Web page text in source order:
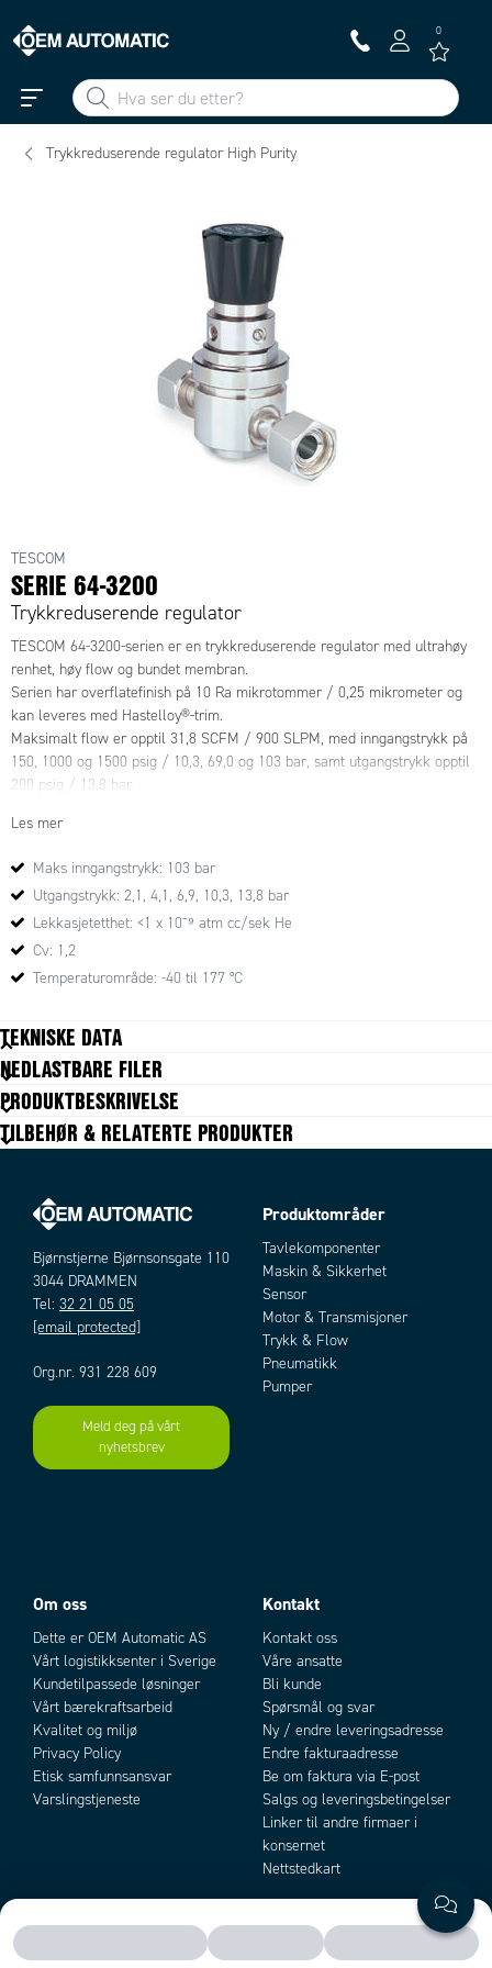
0
Trykkreduserende regulator High Purity
TESCOM
SERIE 64-3200
Trykkreduserende regulator
TESCOM 64-3200-serien er en trykkreduserende regulator med ultrahøy
renhet, høy flow og bundet membran.
Serien har overflatefinish på 10 Ra mikrotommer / 0,25 mikrometer og
kan leveres med Hastelloy®-trim.
Maksimalt flow er opptil 31,8 SCFM / 900 SLPM, med inngangstrykk på
150, 1000 og 1500 psig / 10,3, 69,0 og 103 bar, samt utgangstrykk opptil
200 psig / 13,8 bar.
Les mer
Maks inngangstrykk: 103 bar
Utgangstrykk: 2,1, 4,1, 6,9, 10,3, 13,8 bar
Lekkasjetetthet: <1 x 10⁻⁹ atm cc/sek He
Cv: 1,2
Temperaturområde: -40 til 177 °C
TEKNISKE DATA
Tekniske data mangler
NEDLASTBARE FILER
PRODUKTBESKRIVELSE
TILBEHØR & RELATERTE PRODUKTER
Bjørnstjerne Bjørnsonsgate 110
3044 DRAMMEN
Tel: 32 21 05 05
[email protected]
Org.nr. 931 228 609
Meld deg på vårt
nyhetsbrev
Produktområder
Tavlekomponenter
Maskin & Sikkerhet
Sensor
Motor & Transmisjoner
Trykk & Flow
Pneumatikk
Pumper
Om oss
Dette er OEM Automatic AS
Vårt logistikksenter i Sverige
Kundetilpassede løsninger
Vårt bærekraftsarbeid
Kvalitet og miljø
Privacy Policy
Etisk samfunnsansvar
Varslingstjeneste
Kontakt
Kontakt oss
Våre ansatte
Bli kunde
Spørsmål og svar
Ny / endre leveringsadresse
Endre fakturaadresse
Be om faktura via E-post
Salgs og leveringsbetingelser
Linker til andre firmaer i
konsernet
Nettstedkart